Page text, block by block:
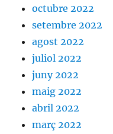
octubre 2022
setembre 2022
agost 2022
juliol 2022
juny 2022
maig 2022
abril 2022
març 2022